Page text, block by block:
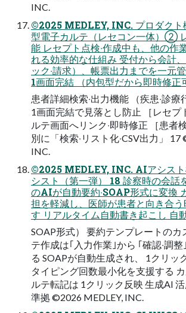
INC.
©2025 MEDLEY, INC. プロダクト
型電⼦カルテ（レセコン⼀体）②
能 レセプト点検‧作成中も、他の作
れる効率的な仕組み 受付から会計
ック‧請求）、帳票出⼒までを⼀元
1画⾯完結 （内包型だから即時修正
患者詳細検索‧出⼒機能 （疾患‧診療
1画⾯完結で⾒落とし防⽌ ［レセプ
ルテ画⾯へリンク‧即時修正 ［患者
別に「検索‧リスト化‧CSV出⼒」
INC.
©2025 MEDLEY, INC. AIアシス
シスト（第⼀弾） 18 診察時の会話
のAIが⾃動要約‧SOAP形式に変換
担を軽減し、医師が患者と向き合う
す リアルタイム⾃動書き起こし ⾃
SOAP形式） 要約テンプレートのカ
テ作成は｢⼊⼒作業｣から ｢確認‧調
る SOAPが⾃動⽣成され、 1クリッ
タイピング回数最⼩化を⽀援する
ルテ転記は 1クリック反映 ⽣成AI
準拠 ©2026 MEDLEY, INC.